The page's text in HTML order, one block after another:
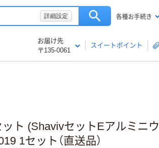
詳細設定 各種お手続き
お届け先
〒135-0061
スイートポイント
ト (ShavivセットEアルミニウ
1セット（直送品）